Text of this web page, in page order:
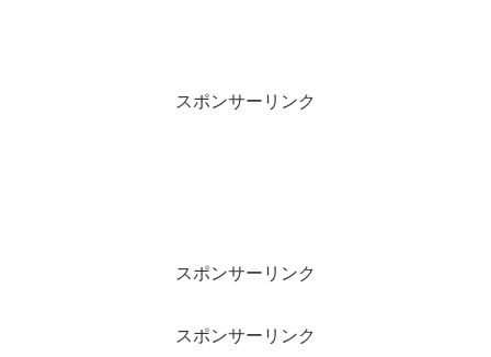
スポンサーリンク
スポンサーリンク
スポンサーリンク